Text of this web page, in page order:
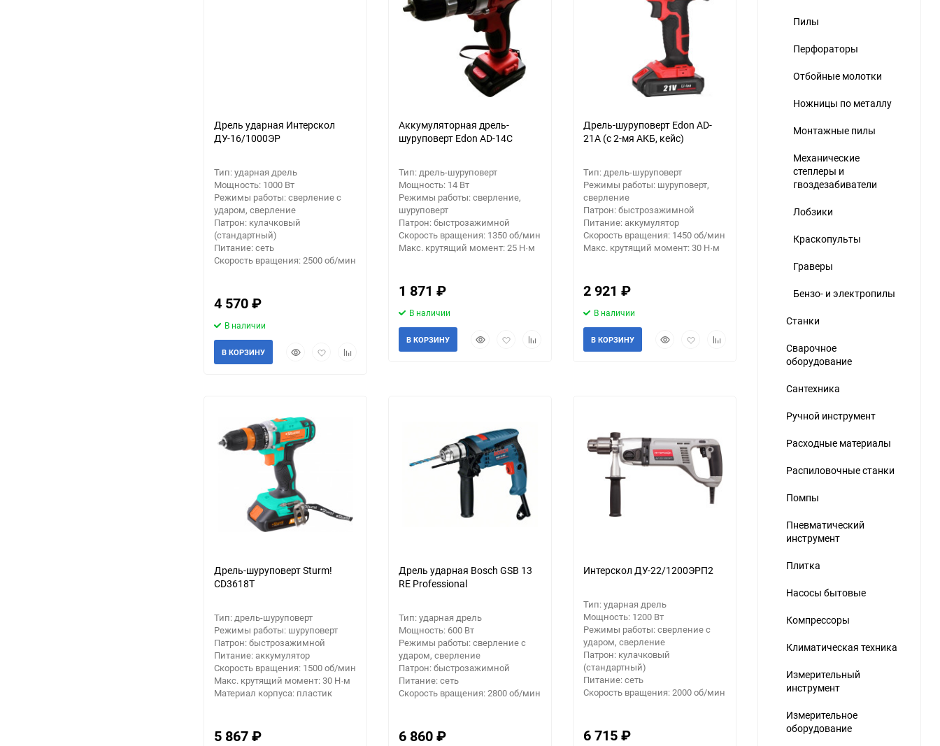
Дрель ударная Интерскол
ДУ-16/1000ЭР
Тип: ударная дрель
Мощность: 1000 Вт
Режимы работы: сверление с
ударом, сверление
Патрон: кулачковый
(стандартный)
Питание: сеть
Скорость вращения: 2500 об/мин
4 570₽
В наличии
БыстрыйДобавитьДобавить
В КОРЗИНУ
Аккумуляторная дрель-
шуруповерт Edon AD-14C
Тип: дрель-шуруповерт
Мощность: 14 Вт
Режимы работы: сверление,
шуруповерт
Патрон: быстрозажимной
Скорость вращения: 1350 об/мин
Макс. крутящий момент: 25 Н·м
1 871 ₽
В наличии
БыстрыйДобавитьДобавить
В КОРЗИНУ
Дрель-шуруповерт Edon AD-
21A (с 2-мя АКБ, кейс)
Тип: дрель-шуруповерт
Режимы работы: шуруповерт,
сверление
Патрон: быстрозажимной
Питание: аккумулятор
Скорость вращения: 1450 об/мин
Макс. крутящий момент: 30 Н·м
2 921 ₽
В наличии
БыстрыйДобавитьДобавить
В КОРЗИНУ
Дрель-шуруповерт Sturm!
CD3618T
Тип: дрель-шуруповерт
Режимы работы: шуруповерт
Патрон: быстрозажимной
Питание: аккумулятор
Скорость вращения: 1500 об/мин
Макс. крутящий момент: 30 Н·м
Материал корпуса: пластик
5 867₽
Дрель ударная Bosch GSB 13
RE Professional
Тип: ударная дрель
Мощность: 600 Вт
Режимы работы: сверление с
ударом, сверление
Патрон: быстрозажимной
Питание: сеть
Скорость вращения: 2800 об/мин
6 860₽
Интерскол ДУ-22/1200ЭРП2
Тип: ударная дрель
Мощность: 1200 Вт
Режимы работы: сверление с
ударом, сверление
Патрон: кулачковый
(стандартный)
Питание: сеть
Скорость вращения: 2000 об/мин
6 715₽
Пилы
Перфораторы
Отбойные молотки
Ножницы по металлу
Монтажные пилы
Механические
степлеры и
гвоздезабиватели
Лобзики
Краскопульты
Граверы
Бензо- и электропилы
Станки
Сварочное
оборудование
Сантехника
Ручной инструмент
Расходные материалы
Распиловочные станки
Помпы
Пневматический
инструмент
Плитка
Насосы бытовые
Компрессоры
Климатическая техника
Измерительный
инструмент
Измерительное
оборудование